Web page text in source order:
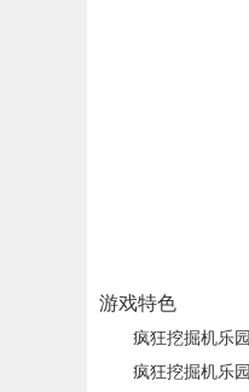
游戏特色
疯狂挖掘机乐园
疯狂挖掘机乐园